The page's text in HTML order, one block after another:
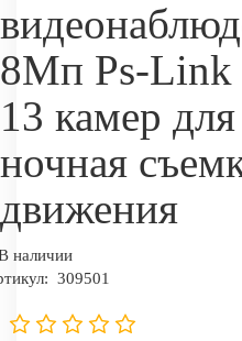
8Мп Ps-Link
13 камер
ночная
движения
наличии
309501